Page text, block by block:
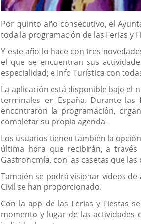
Descripción
Por quinto año consecutivo, el
toda la programación de las Ferias y
Y este año lo hace con tres
el que se encuentran sus
especialidad; e Info Turística con
La aplicación está disponible bajo el
terminales en España. Durante
encontraron la programación,
completar su propia agenda.
Los usuarios tienen también la
última hora que recibirán, a
Gastronomía, con las casetas que
También se podrá visionar vídeos
Civil se han proporcionado.
Con la app de las Ferias y Fiestas
momento y lugar de las actividades